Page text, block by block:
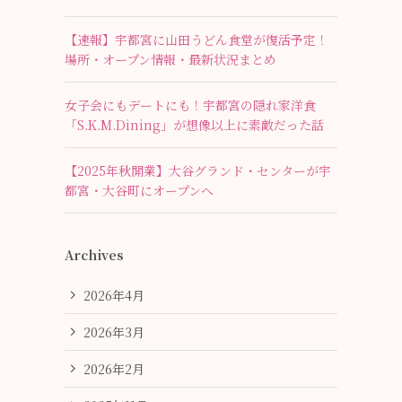
【速報】宇都宮に山田うどん食堂が復活予定！
場所・オープン情報・最新状況まとめ
女子会にもデートにも！宇都宮の隠れ家洋食
「S.K.M.Dining」が想像以上に素敵だった話
【2025年秋開業】大谷グランド・センターが宇
都宮・大谷町にオープンへ
Archives
2026年4月
2026年3月
2026年2月